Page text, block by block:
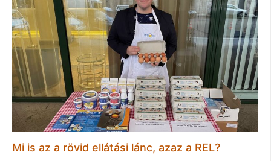
Mi is az a rövid ellátási lánc, azaz a REL?